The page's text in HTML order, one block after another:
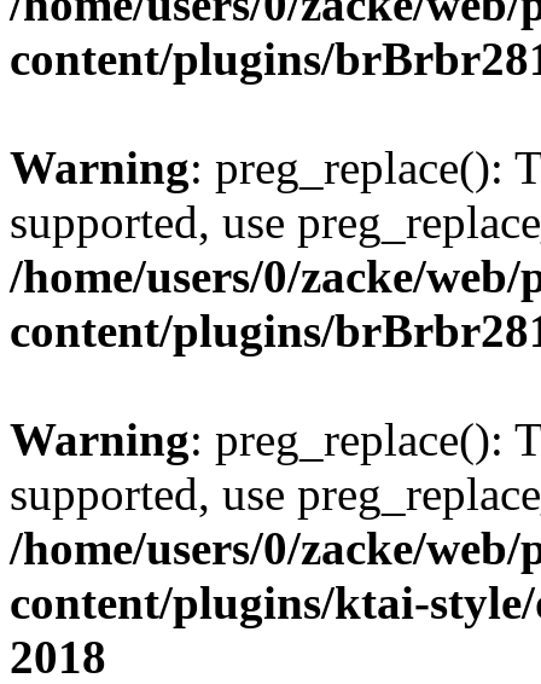
content/plugins/
Warning: preg_replace():
supported, use
/home/users/0/zacke/
content/plugins/
Warning: preg_replace():
supported, use
/home/users/0/zacke/
content/plugins/ktai-
2018